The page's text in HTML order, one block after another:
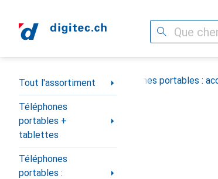
Recherche
Navigation par catégorie
Tout l'assortiment
Téléphones
portables +
tablettes
Téléphones
portables :
portables + tablettes Téléphones portables :